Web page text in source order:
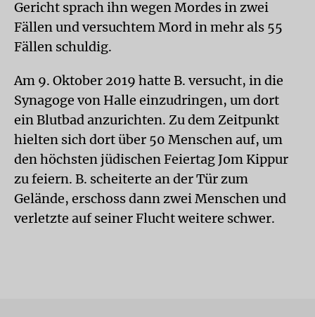
Gericht sprach ihn wegen Mordes in zwei
Fällen und versuchtem Mord in mehr als 55
Fällen schuldig.
Am 9. Oktober 2019 hatte B. versucht, in die
Synagoge von Halle einzudringen, um dort
ein Blutbad anzurichten. Zu dem Zeitpunkt
hielten sich dort über 50 Menschen auf, um
den höchsten jüdischen Feiertag Jom Kippur
zu feiern. B. scheiterte an der Tür zum
Gelände, erschoss dann zwei Menschen und
verletzte auf seiner Flucht weitere schwer.